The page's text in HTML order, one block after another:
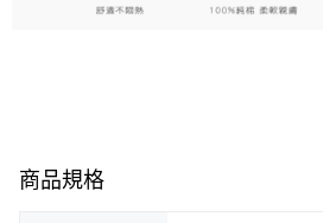
商品規格